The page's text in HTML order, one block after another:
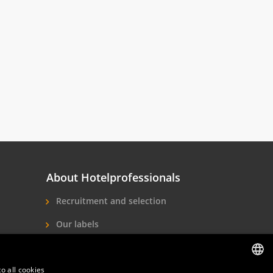
About Hotelprofessionals
Recruitment and selection
Our labels
all cookies